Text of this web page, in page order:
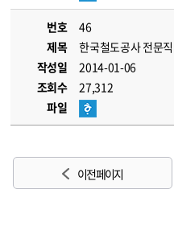
번호
46
제목
한국철도공사 전문
작성일
2014-01-06
조회수
27,312
파일
이전 페이지